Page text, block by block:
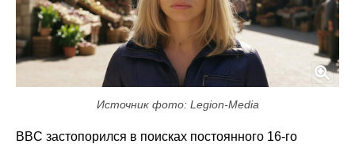
Источник фото: Legion-Media
BBC застопорился в поисках постоянного 16-го